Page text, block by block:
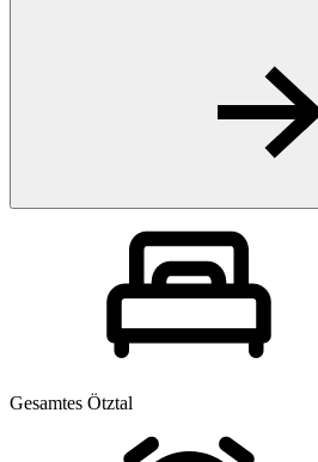
Gesamtes Ötztal